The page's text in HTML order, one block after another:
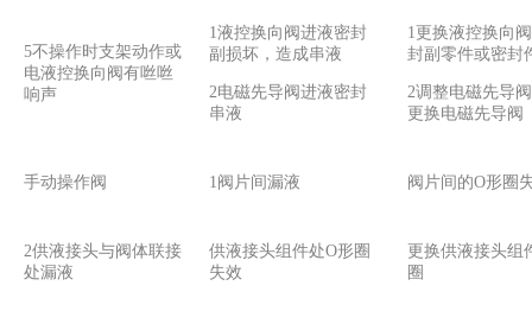
5不操作时支架动作或
电液控换向阀有咝咝
响声
1液控换向阀进液密封
副损坏，造成串液
2电磁先导阀进液密封
串液
1更换液控换向
封副零件或密封
2调整电磁先导
更换电磁先导阀
手动操作阀 1阀片间漏液 阀片间的O形圈
2供液接头与阀体联接
处漏液
供液接头组件处O形圈
失效
更换供液接头组
圈